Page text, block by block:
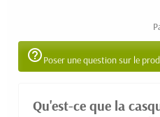
help_outlinePoser une question sur le
Qu'est-ce que la